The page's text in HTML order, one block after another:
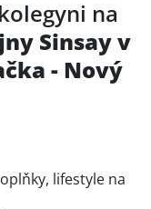
na
Sinsay v
- Nový
lifestyle na